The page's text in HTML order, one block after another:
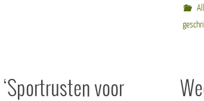
‘Sportrusten voor